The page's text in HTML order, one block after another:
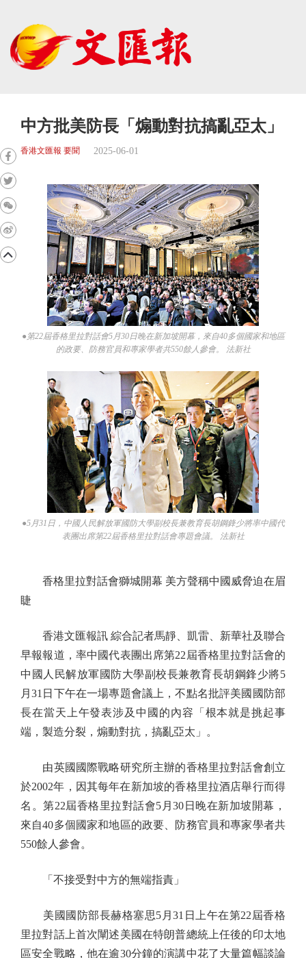
中方批美防長「煽動對抗搞亂亞太」
香港文匯報 要聞 2025-06-01
●第22屆香格里拉對話會5月30日晚在新加坡開幕，來自40多個國家和地區
的政要、防務官員和專家學者共550餘人參會。 法新社
●5月31日，中國人民解放軍國防大學副校長兼教育長胡鋼鋒少將率中國代
表團出席第22屆香格里拉對話會專題會議。 法新社
香格里拉對話會獅城開幕 美方聲稱中國威脅迫在眉
睫
香港文匯報訊 綜合記者馬靜、凱雷、新華社及聯合
早報報道，率中國代表團出席第22屆香格里拉對話會的
中國人民解放軍國防大學副校長兼教育長胡鋼鋒少將5
月31日下午在一場專題會議上，不點名批評美國國防部
長在當天上午發表涉及中國的內容「根本就是挑起事
端，製造分裂，煽動對抗，搞亂亞太」。
由英國國際戰略研究所主辦的香格里拉對話會創立
於2002年，因其每年在新加坡的香格里拉酒店舉行而得
名。第22屆香格里拉對話會5月30日晚在新加坡開幕，
來自40多個國家和地區的政要、防務官員和專家學者共
550餘人參會。
「不接受對中方的無端指責」
美國國防部長赫格塞思5月31日上午在第22屆香格
里拉對話上首次闡述美國在特朗普總統上任後的印太地
區安全戰略，他在逾30分鐘的演講中花了大量篇幅談論